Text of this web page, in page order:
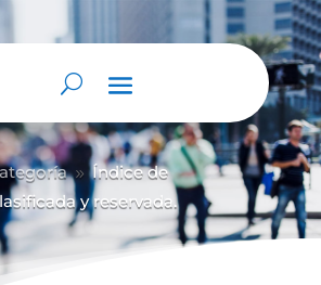
9 Índice de
y reservada.